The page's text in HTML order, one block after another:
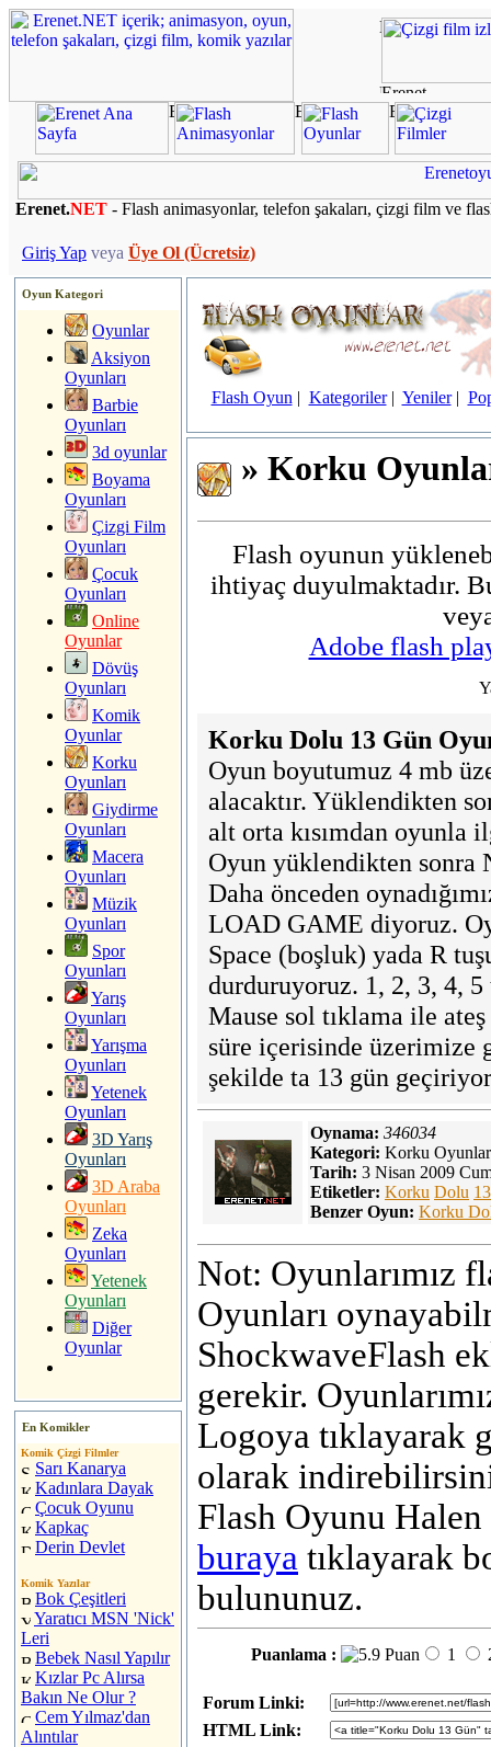
Erenet.NET - Flash animasyonlar, telefon şakaları, çizgi film ve
Giriş Yap veya Üye Ol (Ücretsiz)
Oyun Kategori
Oyunlar
Aksiyon
Oyunları
Barbie
Oyunları
3d oyunlar
Boyama
Oyunları
Çizgi Film
Oyunları
Çocuk
Oyunları
Online
Oyunlar
Dövüş
Oyunları
Komik
Oyunlar
Korku
Oyunları
Giydirme
Oyunları
Macera
Oyunları
Müzik
Oyunları
Spor
Oyunları
Yarış
Oyunları
Yarışma
Oyunları
Yetenek
Oyunları
3D Yarış
Oyunları
3D Araba
Oyunları
Zeka
Oyunları
Yetenek
Oyunları
Diğer
Oyunlar
En Komikler
Komik Çizgi Filmler
Sarı Kanarya
Kadınlara Dayak
Çocuk Oyunu
Kapkaç
Derin Devlet
Komik Yazılar
Bok Çeşitleri
Yaratıcı MSN 'Nick'
Leri
Bebek Nasıl Yapılır
Kızlar Pc Alırsa
Bakın Ne Olur ?
Cem Yılmaz'dan
Alıntılar
Flash Oyun | Kategoriler| Yeniler|
» Korku
Flash oyunun
ihtiyaç duyulmaktadır.
Adobe flash
Korku Dolu 13 Gün
Oyun boyutumuz 4 mb
alacaktır. Yüklendikten
alt orta kısımdan
Oyun yüklendikten sonra
Daha önceden
LOAD GAME diyoruz.
Space (boşluk) yada R
durduruyoruz. 1, 2, 3, 4,
Mause sol tıklama ile
süre içerisinde üzerimize
şekilde ta 13 gün
Oynama: 346034
Kategori: Korku
Tarih: 3 Nisan 2009
Etiketler: Korku Dolu 13
Benzer Oyun: Korku
Not: Oyunlarımız
Oyunları
ShockwaveFlash
gerekir.
Logoya tıklayarak
olarak
Flash Oyunu Halen
buraya tıklayarak
bulununuz.
Puanlama : 1
Forum Linki:
HTML Link: